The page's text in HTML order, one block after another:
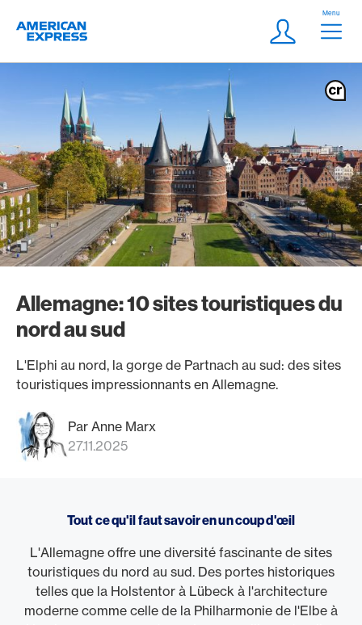
Logo
Meta
Login
Menu
Allemagne: 10 sites touristiques du
nord au sud
L'Elphi au nord, la gorge de Partnach au sud: des sites
touristiques impressionnants en Allemagne.
Par Anne Marx
27.11.2025
Tout ce qu'il faut savoir en un coup d'œil
L'Allemagne offre une diversité fascinante de sites
touristiques du nord au sud. Des portes historiques
telles que la Holstentor à Lübeck à l'architecture
moderne comme celle de la Philharmonie de l'Elbe à